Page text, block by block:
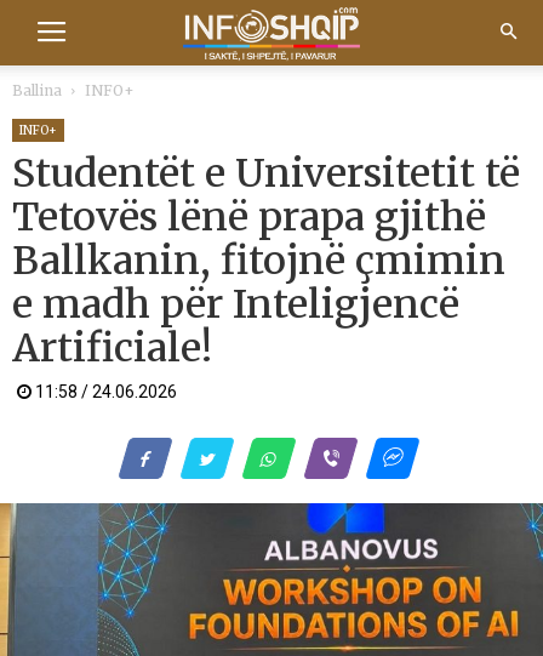
Ballina INFO+
INFO+
Studentët e Universitetit të
Tetovës lënë prapa gjithë
Ballkanin, fitojnë çmimin
e madh për Inteligjencë
Artificiale!
11:58 / 24.06.2026